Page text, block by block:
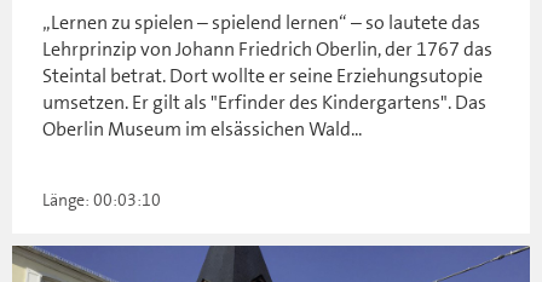
„Lernen zu spielen – spielend lernen“ – so lautete das
Lehrprinzip von Johann Friedrich Oberlin, der 1767 das
Steintal betrat. Dort wollte er seine Erziehungsutopie
umsetzen. Er gilt als "Erfinder des Kindergartens". Das
Oberlin Museum im elsässichen Wald...
Länge: 00:03:10